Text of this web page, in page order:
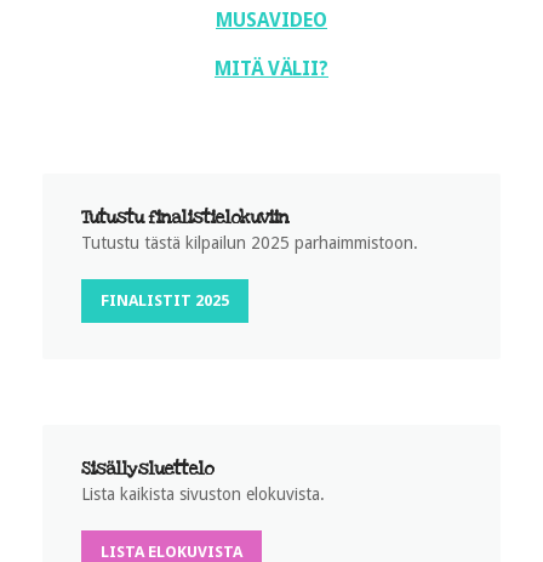
MUSAVIDEO
MITÄ VÄLII?
Tutustu finalistielokuviin
Tutustu tästä kilpailun 2025 parhaimmistoon.
FINALISTIT 2025
Sisällysluettelo
Lista kaikista sivuston elokuvista.
LISTA ELOKUVISTA